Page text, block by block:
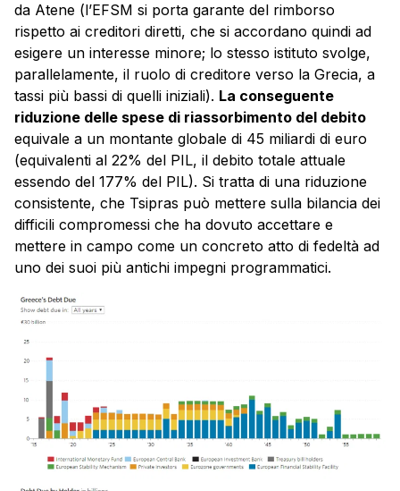
da Atene (l’EFSM si porta garante del rimborso
rispetto ai creditori diretti, che si accordano quindi ad
esigere un interesse minore; lo stesso istituto svolge,
parallelamente, il ruolo di creditore verso la Grecia, a
tassi più bassi di quelli iniziali). La conseguente
riduzione delle spese di riassorbimento del debito
equivale a un montante globale di 45 miliardi di euro
(equivalenti al 22% del PIL, il debito totale attuale
essendo del 177% del PIL). Si tratta di una riduzione
consistente, che Tsipras può mettere sulla bilancia dei
difficili compromessi che ha dovuto accettare e
mettere in campo come un concreto atto di fedeltà ad
uno dei suoi più antichi impegni programmatici.